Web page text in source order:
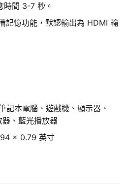
時間 3-7 秒。
記憶功能，默認輸出為 HDMI 輸
記本電腦、遊戲機、顯示器、
、藍光播放器
x 0.79 英寸